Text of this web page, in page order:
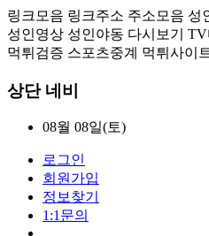
링크모음 링크주소 주소모음 성
성인영상 성인야동 다시보기
먹튀검증 스포츠중계 먹튀사이
상단 네비
08월 08일(토)
로그인
회원가입
정보찾기
1:1문의